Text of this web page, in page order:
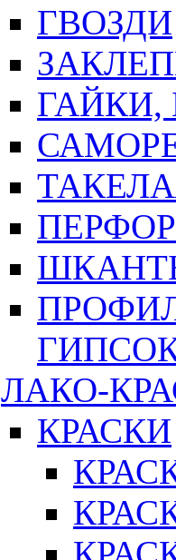
ГВОЗДИ
ГАЙКИ,
ЛАКО-
КРАСКИ